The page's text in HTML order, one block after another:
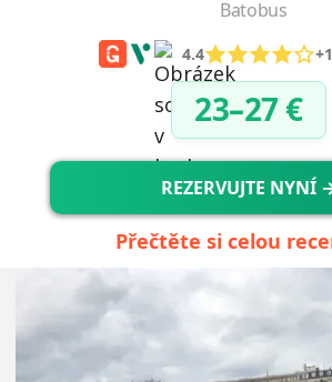
Batobus
4.4
23–27 €
REZERVUJTE NYNÍ
Přečtěte si celou